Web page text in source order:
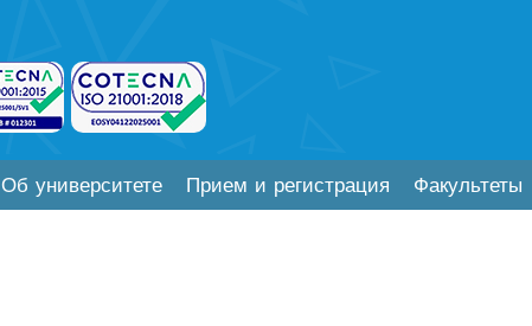
Об университете Прием и регистрация Факультеты